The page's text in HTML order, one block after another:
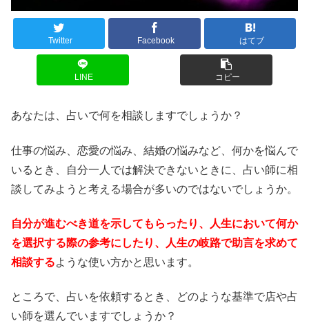
Twitter Facebook はてブ
LINE コピー
あなたは、占いで何を相談しますでしょうか？
仕事の悩み、恋愛の悩み、結婚の悩みなど、何かを悩んで
いるとき、自分一人では解決できないときに、占い師に相
談してみようと考える場合が多いのではないでしょうか。
自分が進むべき道を示してもらったり、人生において何か
を選択する際の参考にしたり、人生の岐路で助言を求めて
相談するような使い方かと思います。
ところで、占いを依頼するとき、どのような基準で店や占
い師を選んでいますでしょうか？